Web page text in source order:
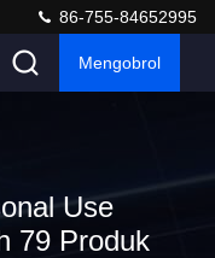
86-755-84652995
Mengobrol
Use
79 Produk